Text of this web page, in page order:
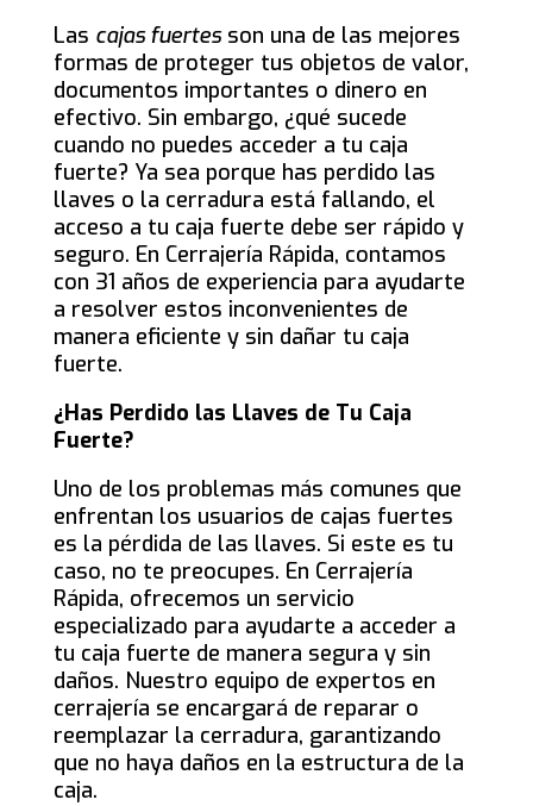
Las cajas fuertesson una de las mejores
formas de proteger tus objetos de valor,
documentos importantes o dinero en
efectivo. Sin embargo, ¿qué sucede
cuando no puedes acceder a tu caja
fuerte? Ya sea porque has perdido las
llaves o la cerradura está fallando, el
acceso a tu caja fuerte debe ser rápido y
seguro. En Cerrajería Rápida, contamos
con 31 años de experiencia para ayudarte
a resolver estos inconvenientes de
manera eficiente y sin dañar tu caja
fuerte.
¿Has Perdido las Llaves de Tu Caja
Fuerte?
Uno de los problemas más comunes que
enfrentan los usuarios de cajas fuertes
es la pérdida de las llaves. Si este es tu
caso, no te preocupes. En Cerrajería
Rápida, ofrecemos un servicio
especializado para ayudarte a acceder a
tu caja fuerte de manera segura y sin
daños. Nuestro equipo de expertos en
cerrajería se encargará de reparar o
reemplazar la cerradura, garantizando
que no haya daños en la estructura de la
caja.